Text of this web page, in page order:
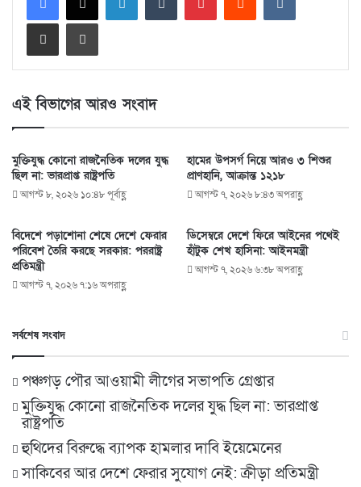
এই বিভাগের আরও সংবাদ
মুক্তিযুদ্ধ কোনো রাজনৈতিক দলের যুদ্ধ
ছিল না: ভারপ্রাপ্ত রাষ্ট্রপতি
আগস্ট ৮, ২০২৬ ১০:৪৮ পূর্বাহ্ণ
হামের উপসর্গ নিয়ে আরও ৩ শিশুর
প্রাণহানি, আক্রান্ত ১২১৮
আগস্ট ৭, ২০২৬ ৮:৪৩ অপরাহ্ণ
বিদেশে পড়াশোনা শেষে দেশে ফেরার
পরিবেশ তৈরি করছে সরকার: পররাষ্ট্র
প্রতিমন্ত্রী
আগস্ট ৭, ২০২৬ ৭:১৬ অপরাহ্ণ
ডিসেম্বরে দেশে ফিরে আইনের পথেই
হাঁটুক শেখ হাসিনা: আইনমন্ত্রী
আগস্ট ৭, ২০২৬ ৬:৩৮ অপরাহ্ণ
সর্বশেষ সংবাদ
পঞ্চগড় পৌর আওয়ামী লীগের সভাপতি গ্রেপ্তার
মুক্তিযুদ্ধ কোনো রাজনৈতিক দলের যুদ্ধ ছিল না: ভারপ্রাপ্ত
রাষ্ট্রপতি
হুথিদের বিরুদ্ধে ব্যাপক হামলার দাবি ইয়েমেনের
সাকিবের আর দেশে ফেরার সুযোগ নেই: ক্রীড়া প্রতিমন্ত্রী